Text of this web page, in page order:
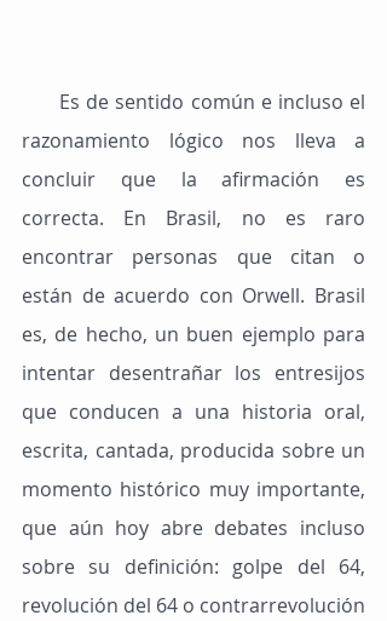
razonamiento lógico nos lleva a
concluir que la afirmación es
correcta. En Brasil, no es raro
encontrar personas que citan o
están de acuerdo con Orwell. Brasil
es, de hecho, un buen ejemplo para
intentar desentrañar los entresijos
que conducen a una historia oral,
escrita, cantada, producida sobre un
momento histórico muy importante,
que aún hoy abre debates incluso
sobre su definición: golpe del 64,
revolución del 64 o contrarrevolución